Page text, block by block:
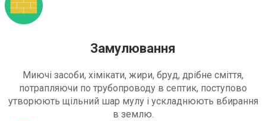
Замулювання
Миючі засоби, хімікати, жири, бруд, дрібне сміття,
потрапляючи по трубопроводу в септик, поступово
утворюють щільний шар мулу і ускладнюють вбирання
в землю.